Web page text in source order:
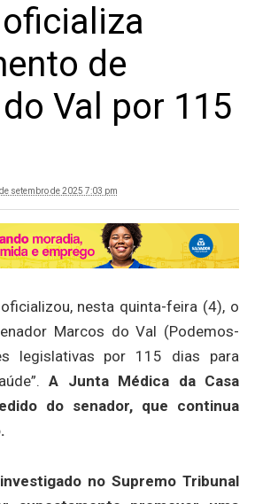
de
Val por 115
setembro de 2025 7:03 pm
nesta quinta-feira (4), o
Marcos do Val (Podemos-
legislativas por 115 dias para
A Junta Médica da Casa
do senador, que continua
no Supremo Tribunal